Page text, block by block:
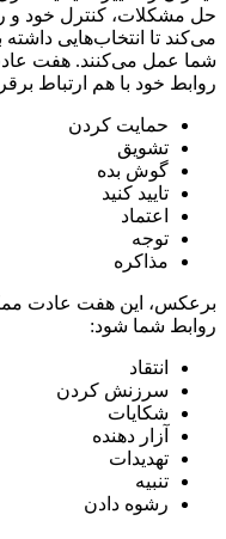
حل مشکلات، کنترل خود و
می‌کند تا انتخاب‌هایی
شما عمل می‌کنند. هفت
روابط خود با هم ارتباط
حمایت کردن
تشویق
گوش بده
تایید کنید
اعتماد
توجه
مذاکره
برعکس، این هفت عادت
روابط شما شود:
انتقاد
سرزنش کردن
شکایات
آزار دهنده
تهدیدات
تنبیه
رشوه دادن